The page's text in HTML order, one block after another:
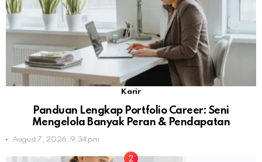
Karir
Panduan Lengkap Portfolio Career: Seni
Mengelola Banyak Peran & Pendapatan
August 7, 2026, 9:34 pm